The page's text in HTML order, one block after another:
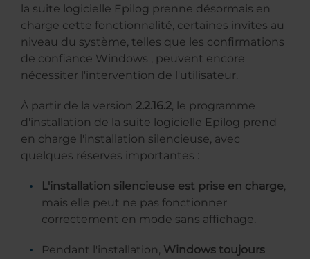
la suite logicielle Epilog prenne désormais en
charge cette fonctionnalité, certaines invites au
niveau du système, telles que les confirmations
de confiance Windows , peuvent encore
nécessiter l'intervention de l'utilisateur.
À partir de la version 2.2.16.2, le programme
d'installation de la suite logicielle Epilog prend
en charge l'installation silencieuse, avec
quelques réserves importantes :
L'installation silencieuse est prise en charge,
mais elle peut ne pas fonctionner
correctement en mode sans affichage.
Pendant l'installation, Windows toujours